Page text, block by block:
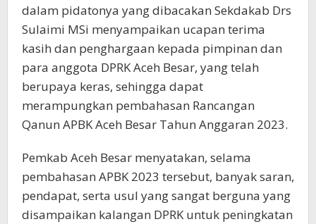
dalam pidatonya yang dibacakan Sekdakab Drs
Sulaimi MSi menyampaikan ucapan terima
kasih dan penghargaan kepada pimpinan dan
para anggota DPRK Aceh Besar, yang telah
berupaya keras, sehingga dapat
merampungkan pembahasan Rancangan
Qanun APBK Aceh Besar Tahun Anggaran 2023.
Pemkab Aceh Besar menyatakan, selama
pembahasan APBK 2023 tersebut, banyak saran,
pendapat, serta usul yang sangat berguna yang
disampaikan kalangan DPRK untuk peningkatan